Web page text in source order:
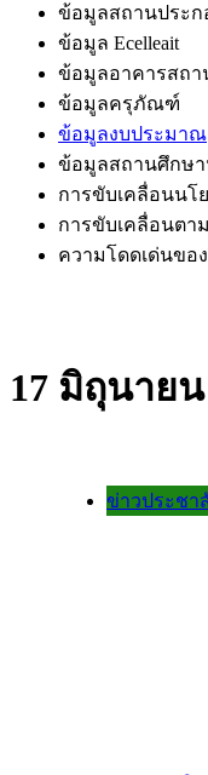
ข้อมูลสถานประก
ข้อมูล Ecelleait
ข้อมูลอาคารสถาน
ข้อมูลครุภัณฑ์
ข้อมูลงบประมาณ
ข้อมูลสถานศึกษ
การขับเคลื่อนนโ
การขับเคลื่อนตา
ความโดดเด่นขอ
17 มิถุนายน
ข่าวประชา